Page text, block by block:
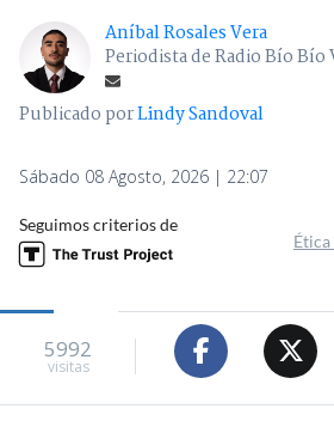
Aníbal Rosales Vera
Periodista de Radio Bío Bío
Publicado porLindy Sandoval
Sábado 08 Agosto, 2026 | 22:07
Seguimos criterios de
Ética
5992
visitas